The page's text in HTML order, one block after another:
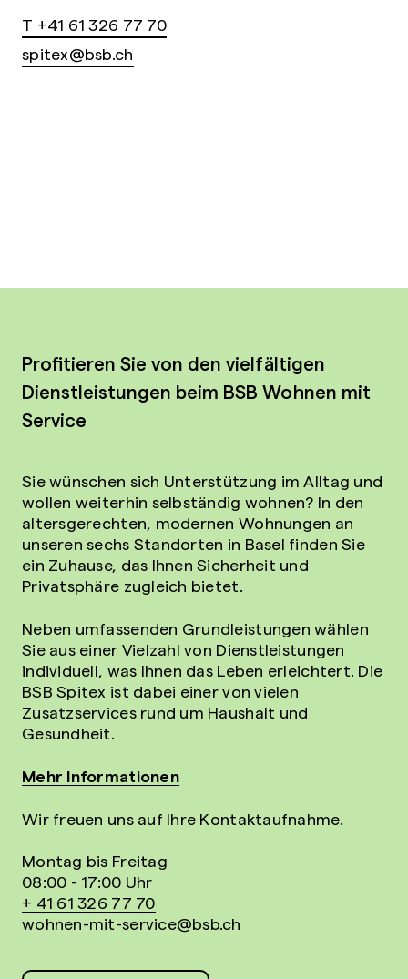
T +41 61 326 77 70
spitex@bsb.ch
Profitieren Sie von den vielfältigen
Dienstleistungen beim BSB Wohnen mit
Service
Sie wünschen sich Unterstützung im Alltag und
wollen weiterhin selbständig wohnen? In den
altersgerechten, modernen Wohnungen an
unseren sechs Standorten in Basel finden Sie
ein Zuhause, das Ihnen Sicherheit und
Privatsphäre zugleich bietet.
Neben umfassenden Grundleistungen wählen
Sie aus einer Vielzahl von Dienstleistungen
individuell, was Ihnen das Leben erleichtert. Die
BSB Spitex ist dabei einer von vielen
Zusatzservices rund um Haushalt und
Gesundheit.
Mehr Informationen
Wir freuen uns auf Ihre Kontaktaufnahme.
Montag bis Freitag
08:00 - 17:00 Uhr
+ 41 61 326 77 70
wohnen-mit-service@bsb.ch